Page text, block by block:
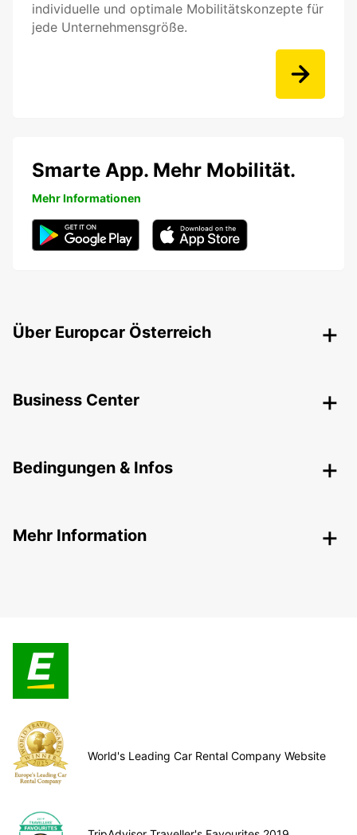
individuelle und optimale Mobilitätskonzepte für
jede Unternehmensgröße.
Smarte App. Mehr Mobilität.
Mehr Informationen
Über Europcar Österreich
Business Center
Bedingungen & Infos
Mehr Information
World's Leading Car Rental Company Website